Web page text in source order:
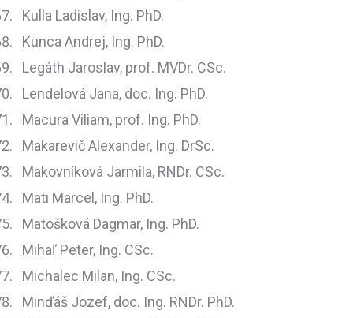
Kulla Ladislav, Ing. PhD.
Kunca Andrej, Ing. PhD.
Legáth Jaroslav, prof. MVDr. CSc.
Lendelová Jana, doc. Ing. PhD.
Macura Viliam, prof. Ing. PhD.
Makarevič Alexander, Ing. DrSc.
Makovníková Jarmila, RNDr. CSc.
Mati Marcel, Ing. PhD.
Matošková Dagmar, Ing. PhD.
Mihaľ Peter, Ing. CSc.
Michalec Milan, Ing. CSc.
Minďáš Jozef, doc. Ing. RNDr. PhD.